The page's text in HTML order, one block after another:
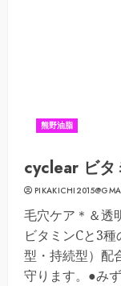
熊野油脂
cyclear ビタ
毛穴ケア＊＆透
ビタミンCと3
型・持続型）配
守ります。●み